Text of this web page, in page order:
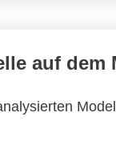
auf dem